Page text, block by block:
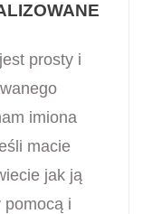
prosty i
imiona
macie
jak ją
pomocą i